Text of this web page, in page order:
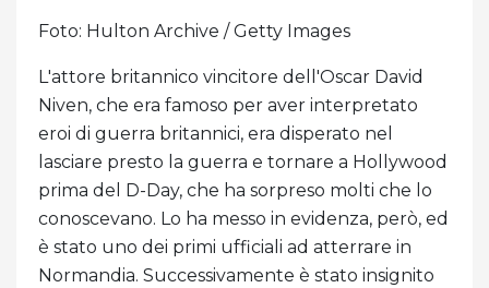
Foto: Hulton Archive / Getty Images
L'attore britannico vincitore dell'Oscar David
Niven, che era famoso per aver interpretato
eroi di guerra britannici, era disperato nel
lasciare presto la guerra e tornare a Hollywood
prima del D-Day, che ha sorpreso molti che lo
conoscevano. Lo ha messo in evidenza, però, ed
è stato uno dei primi ufficiali ad atterrare in
Normandia. Successivamente è stato insignito